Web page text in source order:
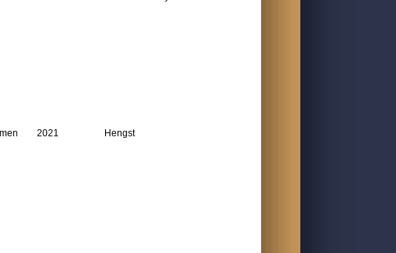
2021 Hengst